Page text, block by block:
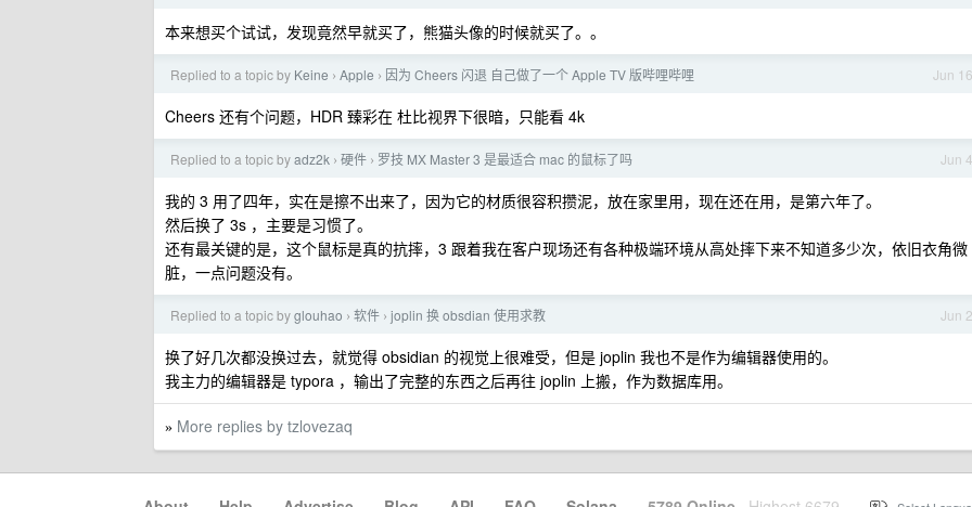
本来想买个试试，发现竟然早就买了，熊猫头像的时候就买了。。
Jun 16
Replied to a topic by Keine › Apple › 因为 Cheers 闪退 自己做了一个 Apple TV 版哔哩哔哩
Cheers 还有个问题，HDR 臻彩在 杜比视界下很暗，只能看 4k
Jun 4
Replied to a topic byadz2k › 硬件 › 罗技 MX Master 3 是最适合 mac 的鼠标了吗
我的 3 用了四年，实在是擦不出来了，因为它的材质很容积攒泥，放在家里用，现在还在用，是第六年了。
然后换了 3s ，主要是习惯了。
还有最关键的是，这个鼠标是真的抗摔，3 跟着我在客户现场还有各种极端环境从高处摔下来不知道多少次，依旧衣角微
脏，一点问题没有。
Jun 2
Replied to a topic byglouhao › 软件 › joplin 换 obsdian 使用求教
换了好几次都没换过去，就觉得 obsidian 的视觉上很难受，但是 joplin 我也不是作为编辑器使用的。
我主力的编辑器是 typora ，输出了完整的东西之后再往 joplin 上搬，作为数据库用。
» More replies by tzlovezaq